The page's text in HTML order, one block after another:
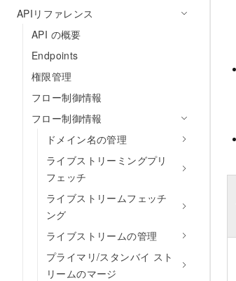
APIリファレンス
API の概要
Endpoints
権限管理
フロー制御情報
フロー制御情報
ドメイン名の管理
ライブストリーミングプリ
フェッチ
ライブストリームフェッチ
ング
ライブストリームの管理
プライマリ/スタンバイ スト
リームのマージ